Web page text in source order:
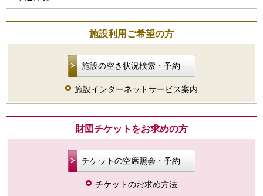
施設利用ご希望の方
施設の空き状況検索・予約
施設インターネットサービス案内
財団チケットをお求めの方
チケットの空席照会・予約
チケットのお求め方法